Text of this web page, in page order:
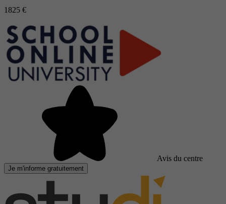
1825 €
Avis du centre
Je m'informe gratuitement